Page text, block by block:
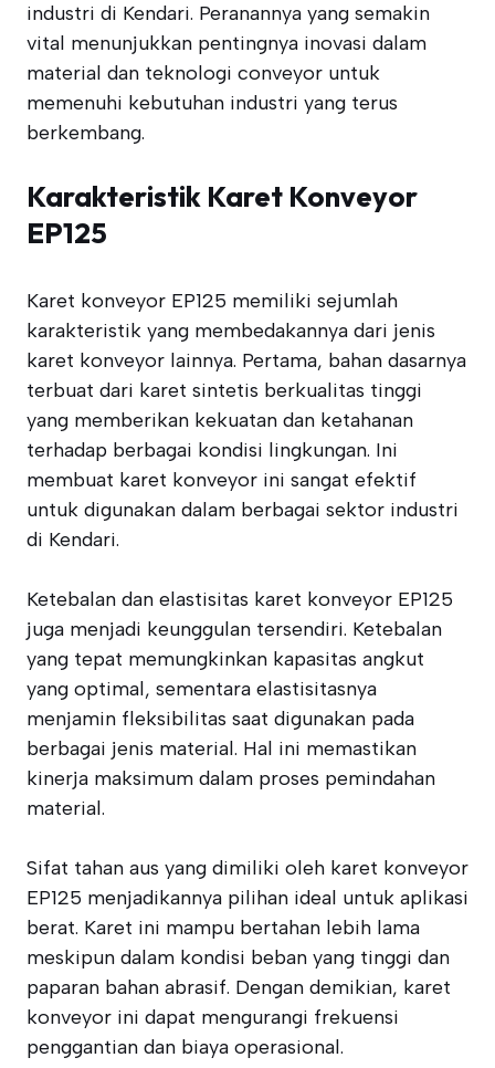
industri di Kendari. Peranannya yang semakin
vital menunjukkan pentingnya inovasi dalam
material dan teknologi conveyor untuk
memenuhi kebutuhan industri yang terus
berkembang.
Karakteristik Karet Konveyor
EP125
Karet konveyor EP125 memiliki sejumlah
karakteristik yang membedakannya dari jenis
karet konveyor lainnya. Pertama, bahan dasarnya
terbuat dari karet sintetis berkualitas tinggi
yang memberikan kekuatan dan ketahanan
terhadap berbagai kondisi lingkungan. Ini
membuat karet konveyor ini sangat efektif
untuk digunakan dalam berbagai sektor industri
di Kendari.
Ketebalan dan elastisitas karet konveyor EP125
juga menjadi keunggulan tersendiri. Ketebalan
yang tepat memungkinkan kapasitas angkut
yang optimal, sementara elastisitasnya
menjamin fleksibilitas saat digunakan pada
berbagai jenis material. Hal ini memastikan
kinerja maksimum dalam proses pemindahan
material.
Sifat tahan aus yang dimiliki oleh karet konveyor
EP125 menjadikannya pilihan ideal untuk aplikasi
berat. Karet ini mampu bertahan lebih lama
meskipun dalam kondisi beban yang tinggi dan
paparan bahan abrasif. Dengan demikian, karet
konveyor ini dapat mengurangi frekuensi
penggantian dan biaya operasional.